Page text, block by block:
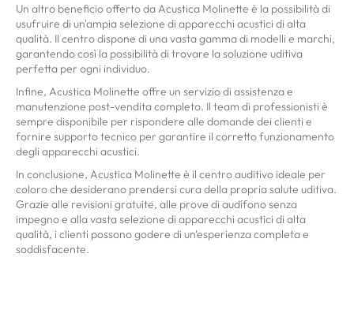
Un altro beneficio offerto da Acustica Molinette è la possibilità di
usufruire di un'ampia selezione di apparecchi acustici di alta
qualità. Il centro dispone di una vasta gamma di modelli e marchi,
garantendo così la possibilità di trovare la soluzione uditiva
perfetta per ogni individuo.
Infine, Acustica Molinette offre un servizio di assistenza e
manutenzione post-vendita completo. Il team di professionisti è
sempre disponibile per rispondere alle domande dei clienti e
fornire supporto tecnico per garantire il corretto funzionamento
degli apparecchi acustici.
In conclusione, Acustica Molinette è il centro auditivo ideale per
coloro che desiderano prendersi cura della propria salute uditiva.
Grazie alle revisioni gratuite, alle prove di audífono senza
impegno e alla vasta selezione di apparecchi acustici di alta
qualità, i clienti possono godere di un'esperienza completa e
soddisfacente.